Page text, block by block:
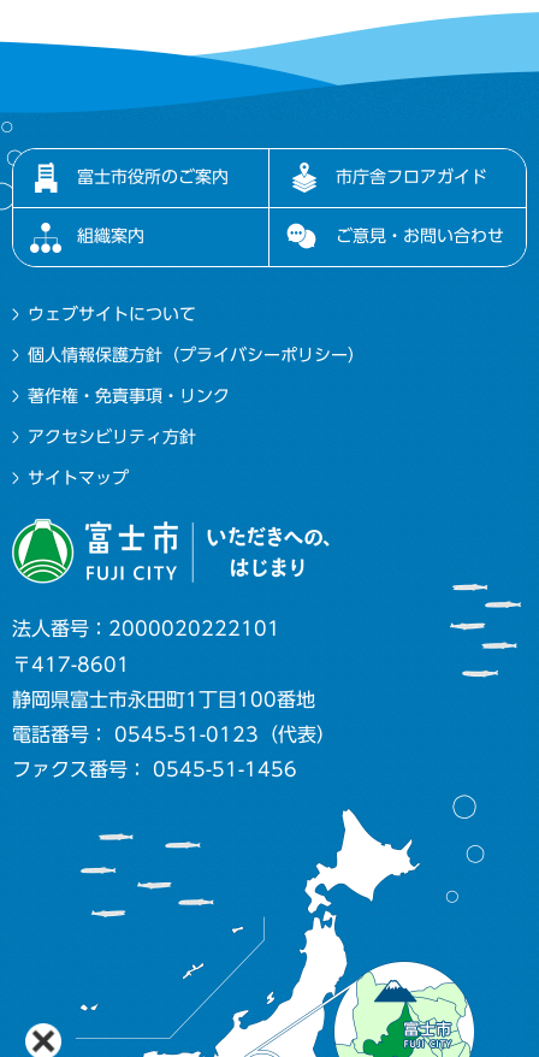
富士市役所のご案内 市庁舎フロアガイド
組織案内 ご意見・お問い合わせ
ウェブサイトについて
個人情報保護方針（プライバシーポリシー）
著作権・免責事項・リンク
アクセシビリティ方針
サイトマップ
法人番号：2000020222101
〒417-8601
静岡県富士市永田町1丁目100番地
電話番号： 0545-51-0123（代表）
ファクス番号： 0545-51-1456